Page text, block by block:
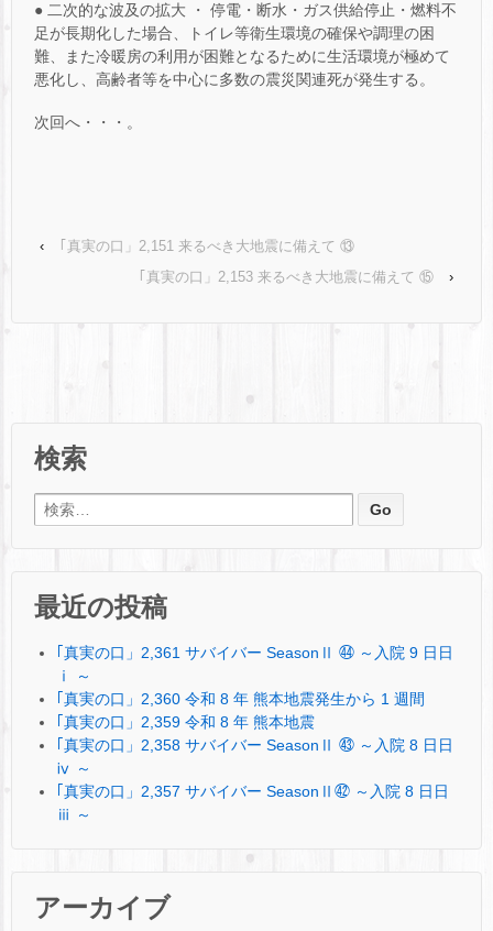
● 二次的な波及の拡大 ・ 停電・断水・ガス供給停止・燃料不
足が長期化した場合、トイレ等衛生環境の確保や調理の困
難、また冷暖房の利用が困難となるために生活環境が極めて
悪化し、高齢者等を中心に多数の震災関連死が発生する。
次回へ・・・。
‹
｢真実の口」2,151 来るべき大地震に備えて ⑬
｢真実の口」2,153 来るべき大地震に備えて ⑮
›
検索
検索:
最近の投稿
｢真実の口」2,361 サバイバー SeasonⅡ ㊹ ～入院 9 日日
ⅰ ～
｢真実の口」2,360 令和 8 年 熊本地震発生から 1 週間
｢真実の口」2,359 令和 8 年 熊本地震
｢真実の口」2,358 サバイバー SeasonⅡ ㊸ ～入院 8 日日
ⅳ ～
｢真実の口」2,357 サバイバー SeasonⅡ㊷ ～入院 8 日日
ⅲ ～
アーカイブ